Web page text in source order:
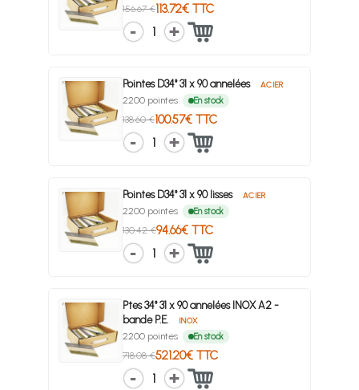
156.67 €113.72€ TTC
1
Pointes D34° 31 x 90 annelées ACIER
2200 pointes En stock
138.60 €100.57€ TTC
1
Pointes D34° 31 x 90 lisses ACIER
2200 pointes En stock
130.42 €94.66€ TTC
1
Ptes 34° 31 x 90 annelées INOX A2 -
bande P.E.
INOX
2200 pointes En stock
718.08 €521.20€ TTC
1